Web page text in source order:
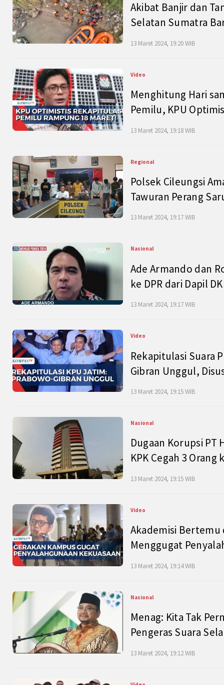
Akibat Banjir dan
Selatan Sumatra
13 Maret 2024, 19:20 WIB
Video
Menghitung Hari
Pemilu, KPU
13 Maret 2024, 19:18 WIB
Regional
Polsek Cileungsi
Tawuran Perang
13 Maret 2024, 19:17 WIB
Nasional
Ade Armando dan
ke DPR dari Dapil
13 Maret 2024, 19:17 WIB
Video
Rekapitulasi Suara
Gibran Unggul,
13 Maret 2024, 19:15 WIB
Nasional
Dugaan Korupsi PT
KPK Cegah 3 Orang
13 Maret 2024, 19:15 WIB
Video
Akademisi Bertemu
Menggugat
13 Maret 2024, 19:14 WIB
Nasional
Menag: Kita Tak
Pengeras Suara
13 Maret 2024, 19:12 WIB